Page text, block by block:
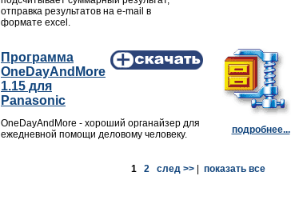
отправка результатов на e-mail в
формате excel.
Программа
OneDayAndMore
1.15 для
Panasonic
OneDayAndMore - хороший органайзер для
ежедневной помощи деловому человеку.
подробнее...
1 2 след >> показать все